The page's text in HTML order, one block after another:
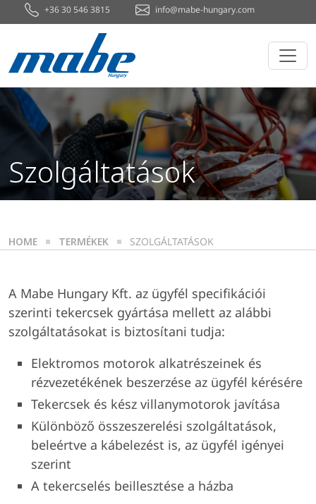
+36 30 546 3815 info@mabe-hungary.com
Szolgáltatások
HOME TERMÉKEK SZOLGÁLTATÁSOK
A Mabe Hungary Kft. az ügyfél specifikációi
szerinti tekercsek gyártása mellett az alábbi
szolgáltatásokat is biztosítani tudja:
Elektromos motorok alkatrészeinek és
rézvezetékének beszerzése az ügyfél kérésére
Tekercsek és kész villanymotorok javítása
Különböző összeszerelési szolgáltatások,
beleértve a kábelezést is, az ügyfél igényei
szerint
A tekercselés beillesztése a házba